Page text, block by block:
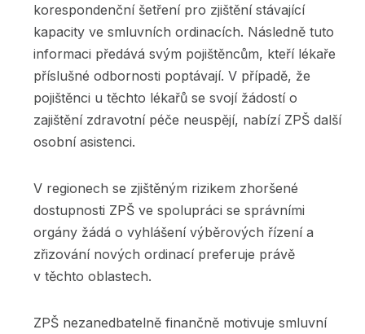
korespondenční šetření pro zjištění stávající
kapacity ve smluvních ordinacích. Následně tuto
informaci předává svým pojištěncům, kteří lékaře
příslušné odbornosti poptávají. V případě, že
pojištěnci u těchto lékařů se svojí žádostí o
zajištění zdravotní péče neuspějí, nabízí ZPŠ další
osobní asistenci.
V regionech se zjištěným rizikem zhoršené
dostupnosti ZPŠ ve spolupráci se správními
orgány žádá o vyhlášení výběrových řízení a
zřizování nových ordinací preferuje právě
v těchto oblastech.
ZPŠ nezanedbatelně finančně motivuje smluvní